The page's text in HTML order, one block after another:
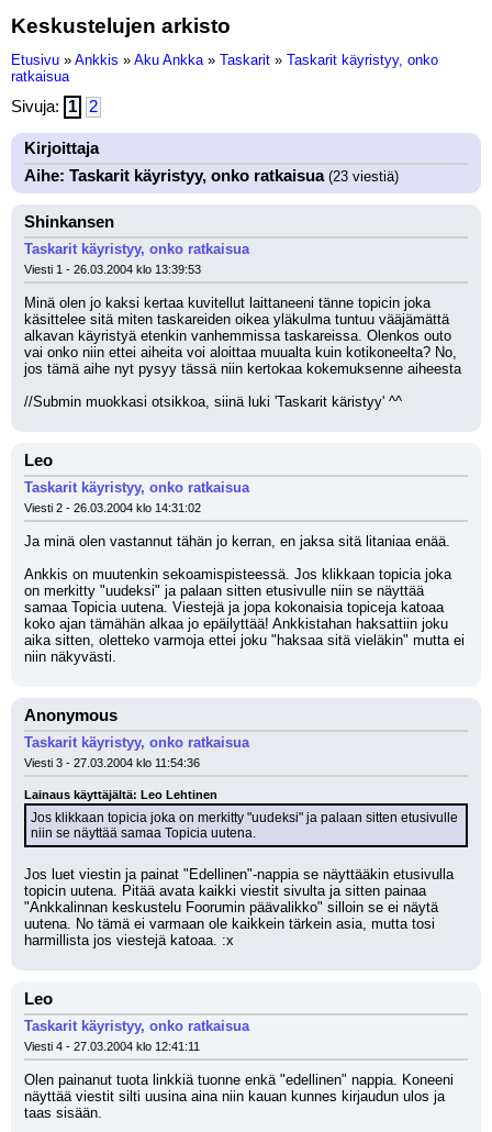
Keskustelujen arkisto
Etusivu » Ankkis » Aku Ankka » Taskarit » Taskarit käyristyy, onko
ratkaisua
Sivuja: 1 2
Kirjoittaja
Aihe: Taskarit käyristyy, onko ratkaisua(23 viestiä)
Shinkansen
Taskarit käyristyy, onko ratkaisua
Viesti 1 - 26.03.2004 klo 13:39:53
Minä olen jo kaksi kertaa kuvitellut laittaneeni tänne topicin joka
käsittelee sitä miten taskareiden oikea yläkulma tuntuu vääjämättä
alkavan käyristyä etenkin vanhemmissa taskareissa. Olenkos outo
vai onko niin ettei aiheita voi aloittaa muualta kuin kotikoneelta? No,
jos tämä aihe nyt pysyy tässä niin kertokaa kokemuksenne aiheesta
//Submin muokkasi otsikkoa, siinä luki 'Taskarit käristyy' ^^
Leo
Taskarit käyristyy, onko ratkaisua
Viesti 2 - 26.03.2004 klo 14:31:02
Ja minä olen vastannut tähän jo kerran, en jaksa sitä litaniaa enää.
Ankkis on muutenkin sekoamispisteessä. Jos klikkaan topicia joka
on merkitty "uudeksi" ja palaan sitten etusivulle niin se näyttää
samaa Topicia uutena. Viestejä ja jopa kokonaisia topiceja katoaa
koko ajan tämähän alkaa jo epäilyttää! Ankkistahan haksattiin joku
aika sitten, oletteko varmoja ettei joku "haksaa sitä vieläkin" mutta ei
niin näkyvästi.
Anonymous
Taskarit käyristyy, onko ratkaisua
Viesti 3 - 27.03.2004 klo 11:54:36
Lainaus käyttäjältä: Leo Lehtinen
Jos klikkaan topicia joka on merkitty "uudeksi" ja palaan sitten etusivulle
niin se näyttää samaa Topicia uutena.
Jos luet viestin ja painat "Edellinen"-nappia se näyttääkin etusivulla
topicin uutena. Pitää avata kaikki viestit sivulta ja sitten painaa
"Ankkalinnan keskustelu Foorumin päävalikko" silloin se ei näytä
uutena. No tämä ei varmaan ole kaikkein tärkein asia, mutta tosi
harmillista jos viestejä katoaa. :x
Leo
Taskarit käyristyy, onko ratkaisua
Viesti 4 - 27.03.2004 klo 12:41:11
Olen painanut tuota linkkiä tuonne enkä "edellinen" nappia. Koneeni
näyttää viestit silti uusina aina niin kauan kunnes kirjaudun ulos ja
taas sisään.